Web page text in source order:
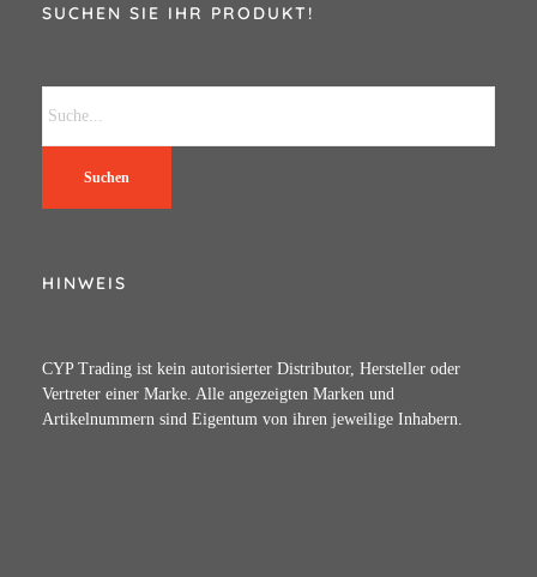
SUCHEN SIE IHR PRODUKT!
Suchen
HINWEIS
CYP Trading ist kein autorisierter Distributor, Hersteller oder
Vertreter einer Marke. Alle angezeigten Marken und
Artikelnummern sind Eigentum von ihren jeweilige Inhabern.